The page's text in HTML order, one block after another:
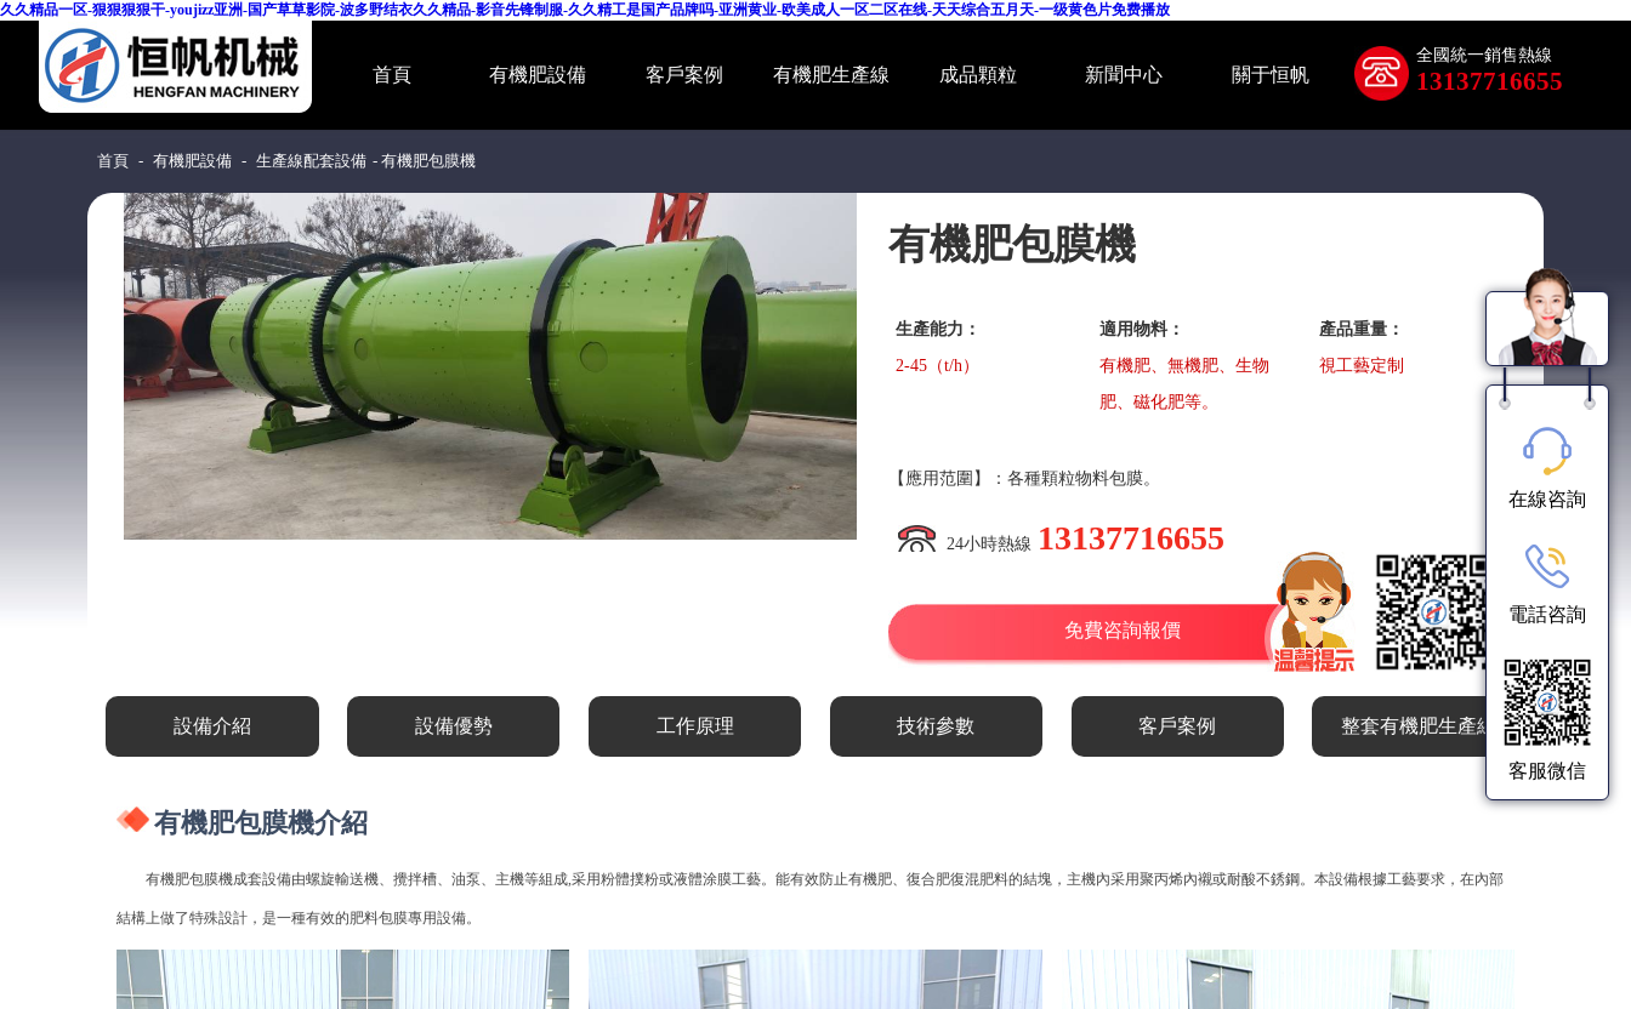
久久精品一区-狠狠狠狠干-youjizz亚洲-国产草草影院-波多野结衣久久精品-影音先锋制服-久久精工是国产品牌吗-亚洲黄业-欧美成人一区二区在线-天天综合五月天-一级黄色片免费播放
首頁 有機肥設備 客戶案例 有機肥生產線 成品顆粒 新聞中心 關于恒帆
全國統一銷售熱線
13137716655
首頁 - 有機肥設備 - 生產線配套設備 - 有機肥包膜機
有機肥包膜機
生產能力：
2-45（t/h）
適用物料：
有機肥、無機肥、生物
肥、磁化肥等。
產品重量：
視工藝定制
【應用范圍】：各種顆粒物料包膜。
24小時熱線 13137716655
免費咨詢報價
設備介紹 設備優勢 工作原理 技術參數 客戶案例 整套有機肥生產線
有機肥包膜機介紹
有機肥包膜機成套設備由螺旋輸送機、攪拌槽、油泵、主機等組成,采用粉體撲粉或液體涂膜工藝。能有效防止有機肥、復合肥復混肥料的結塊，主機內采用聚丙烯內襯或耐酸不銹鋼。本設備根據工藝要求，在內部
結構上做了特殊設計，是一種有效的肥料包膜專用設備。
在線咨詢
電話咨詢
客服微信